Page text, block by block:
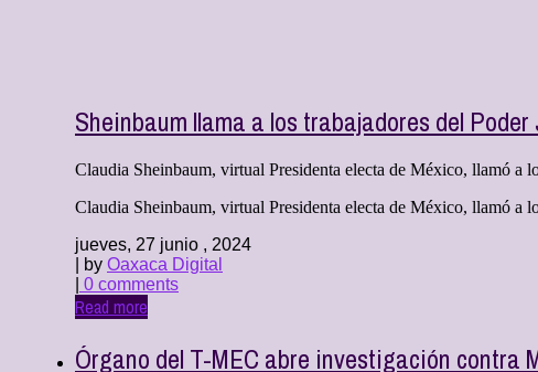
Sheinbaum llama a los trabajadores del
Claudia Sheinbaum, virtual Presidenta electa de México, llamó a
Claudia Sheinbaum, virtual Presidenta electa de México, llamó a
jueves, 27 junio , 2024
| by Oaxaca Digital
0 comments
Read more
Órgano del T-MEC abre investigación contra